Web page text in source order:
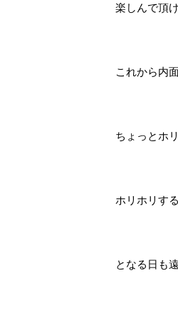
楽しんで頂
これから内
ちょっとホ
ホリホリす
となる日も